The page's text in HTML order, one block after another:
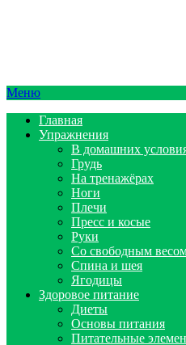
Меню
Главная
Упражнения
В домашних
Грудь
На тренажёрах
Ноги
Плечи
Пресс и косые
Руки
Со свободным
Спина и шея
Ягодицы
Здоровое питание
Диеты
Основы питания
Питательные